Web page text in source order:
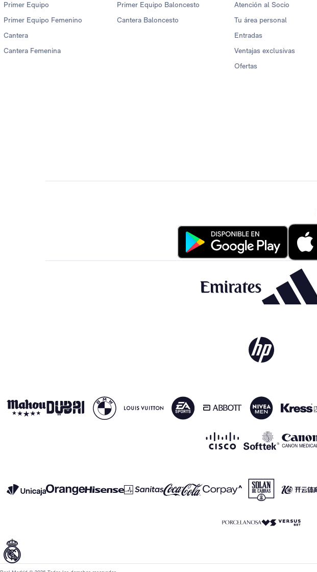
Primer Equipo
Primer Equipo Femenino
Cantera
Cantera Femenina
Primer Equipo Baloncesto
Cantera Baloncesto
Atención al Socio
Tu área personal
Entradas
Ventajas exclusivas
Ofertas